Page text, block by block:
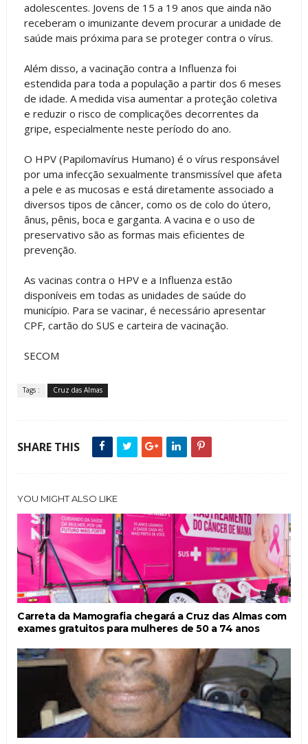
adolescentes. Jovens de 15 a 19 anos que ainda não
receberam o imunizante devem procurar a unidade de
saúde mais próxima para se proteger contra o vírus.
Além disso, a vacinação contra a Influenza foi
estendida para toda a população a partir dos 6 meses
de idade. A medida visa aumentar a proteção coletiva
e reduzir o risco de complicações decorrentes da
gripe, especialmente neste período do ano.
O HPV (Papilomavírus Humano) é o vírus responsável
por uma infecção sexualmente transmissível que afeta
a pele e as mucosas e está diretamente associado a
diversos tipos de câncer, como os de colo do útero,
ânus, pênis, boca e garganta. A vacina e o uso de
preservativo são as formas mais eficientes de
prevenção.
As vacinas contra o HPV e a Influenza estão
disponíveis em todas as unidades de saúde do
município. Para se vacinar, é necessário apresentar
CPF, cartão do SUS e carteira de vacinação.
SECOM
Tags : Cruz das Almas
SHARE THIS
YOU MIGHT ALSO LIKE
Carreta da Mamografia chegará a Cruz das Almas com
exames gratuitos para mulheres de 50 a 74 anos